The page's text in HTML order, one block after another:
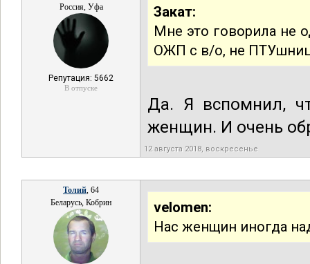
Россия, Уфа
Репутация: 5662
В отпуске
Закат:
Мне это говорила не
ОЖП с в/о, не
Да. Я вспомнил,
женщин. И очень
12 августа 2018, воскресенье
Толий, 64
Беларусь, Кобрин
velomen:
Нас женщин иногда